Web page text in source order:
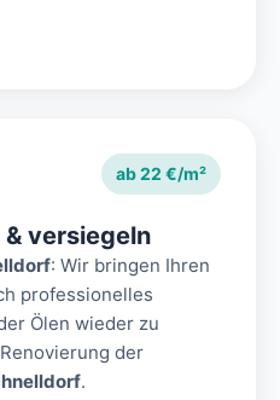
ab 22 €/m²
versiegeln
: Wir bringen Ihren
professionelles
Ölen wieder zu
der
.